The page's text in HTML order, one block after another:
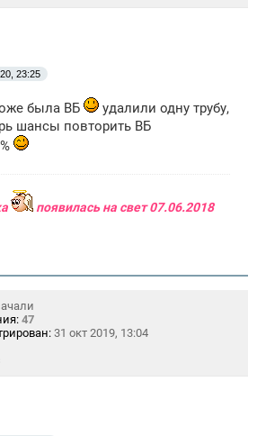
23:25
была ВБ
удалили одну трубу,
шансы повторить ВБ
появилась на свет 07.06.2018
47
31 окт 2019, 13:04